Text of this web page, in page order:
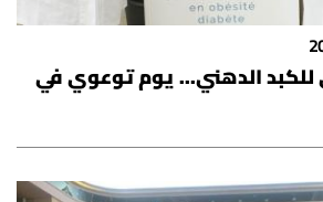
للكبد الدهني... يوم توعوي في